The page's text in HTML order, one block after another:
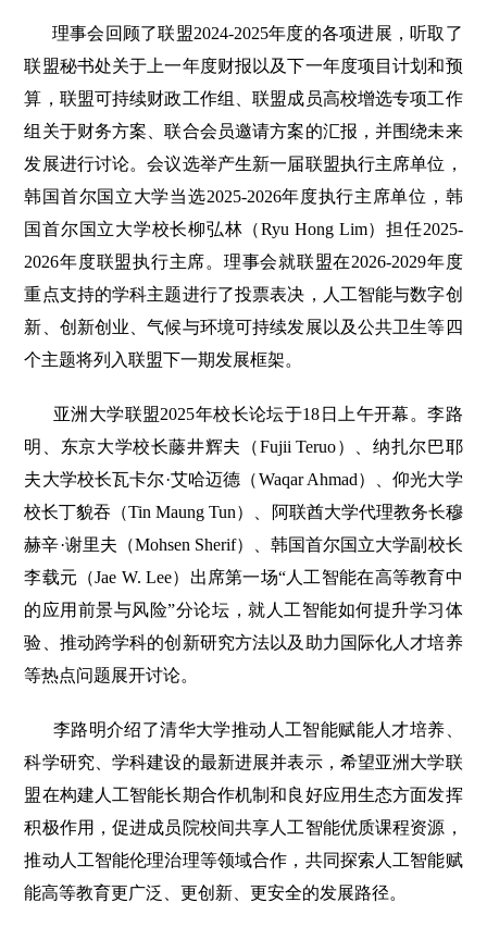
理事会回顾了联盟2024-2025年度的各项进展，听取了
联盟秘书处关于上一年度财报以及下一年度项目计划和预
算，联盟可持续财政工作组、联盟成员高校增选专项工作
组关于财务方案、联合会员邀请方案的汇报，并围绕未来
发展进行讨论。会议选举产生新一届联盟执行主席单位，
韩国首尔国立大学当选2025-2026年度执行主席单位，韩
国首尔国立大学校长柳弘林（Ryu Hong Lim）担任2025-
2026年度联盟执行主席。理事会就联盟在2026-2029年度
重点支持的学科主题进行了投票表决，人工智能与数字创
新、创新创业、气候与环境可持续发展以及公共卫生等四
个主题将列入联盟下一期发展框架。
亚洲大学联盟2025年校长论坛于18日上午开幕。李路
明、东京大学校长藤井辉夫（Fujii Teruo）、纳扎尔巴耶
夫大学校长瓦卡尔·艾哈迈德（Waqar Ahmad）、仰光大学
校长丁貌吞（Tin Maung Tun）、阿联酋大学代理教务长穆
赫辛·谢里夫（Mohsen Sherif）、韩国首尔国立大学副校长
李载元（Jae W. Lee）出席第一场“人工智能在高等教育中
的应用前景与风险”分论坛，就人工智能如何提升学习体
验、推动跨学科的创新研究方法以及助力国际化人才培养
等热点问题展开讨论。
李路明介绍了清华大学推动人工智能赋能人才培养、
科学研究、学科建设的最新进展并表示，希望亚洲大学联
盟在构建人工智能长期合作机制和良好应用生态方面发挥
积极作用，促进成员院校间共享人工智能优质课程资源，
推动人工智能伦理治理等领域合作，共同探索人工智能赋
能高等教育更广泛、更创新、更安全的发展路径。